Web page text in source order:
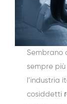
Sembrano
sempre
l’industria
cosiddetti